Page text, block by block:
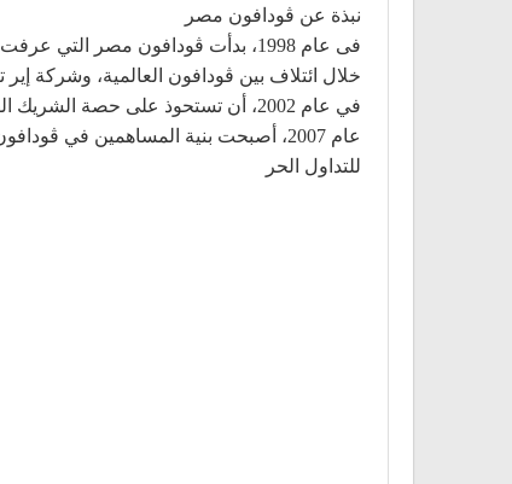
نبذة عن ڤودافون مصر
فى عام 1998، بدأت ڤودافون مصر
للتداول الحر